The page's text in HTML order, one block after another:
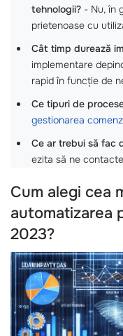
tehnologii? - Nu, în
prietenoase cu
Cât timp durează
implementare
rapid în funcție de
Ce tipuri de
gestionarea
Ce ar trebui să fac
ezita să ne
Cum alegi cea
automatizarea
2023?